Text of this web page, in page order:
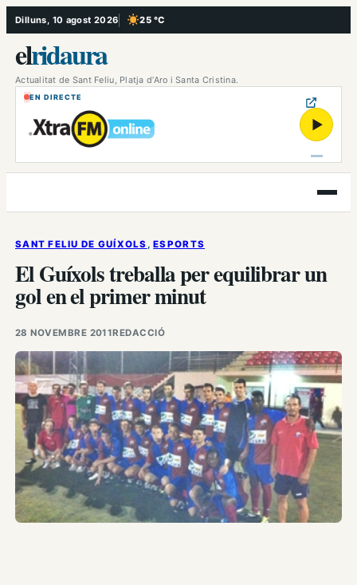
Vés
al
contingut
Dilluns, 10 agost 2026 25 °C
, Cel serè
elridaura
Actualitat de Sant Feliu, Platja d’Aro i Santa Cristina.
EN DIRECTE
▶
Obre
el
SANT FELIU DE GUÍXOLS , ESPORTS
El Guíxols treballa per equilibrar un
gol en el primer minut
28 NOVEMBRE 2011REDACCIÓ